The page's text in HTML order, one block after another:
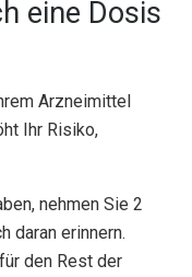
eine Dosis
Arzneimittel
Ihr Risiko,
nehmen Sie 2
daran erinnern.
den Rest der